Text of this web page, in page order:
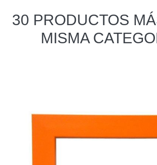
30 PRODUCTOS
MISMA